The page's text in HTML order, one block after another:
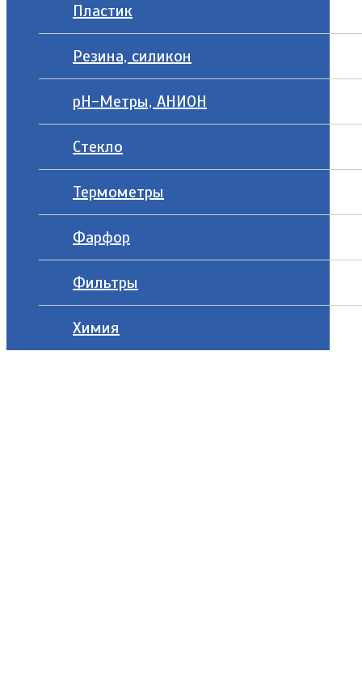
Пластик
Резина, силикон
рН-Метры, АНИОН
Стекло
Термометры
Фарфор
Фильтры
Химия